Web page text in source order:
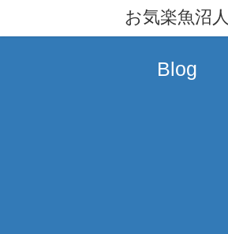
テ
ゲ
お気楽魚沼人
Blog